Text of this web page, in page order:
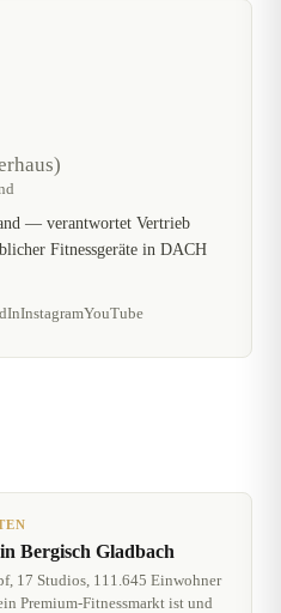
— verantwortet Vertrieb
Fitnessgeräte in DACH
InstagramYouTube
Bergisch Gladbach
17 Studios, 111.645 Einwohner
Premium-Fitnessmarkt ist und